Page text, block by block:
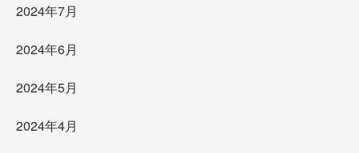
2024年7月
2024年6月
2024年5月
2024年4月